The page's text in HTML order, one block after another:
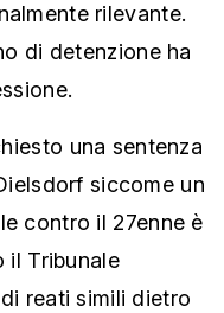
rilevante.
di detenzione ha
una sentenza
siccome un
contro il 27enne è
il Tribunale
reati simili dietro